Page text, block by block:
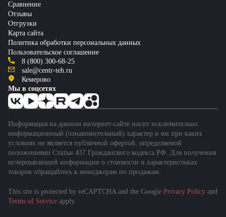
Сравнение
Отзывы
Отгрузки
Карта сайта
Политика обработки персональных данных
Пользовательское соглашение
8 (800) 300-68-25
sale@centr-teh.ru
Кемерово
Мы в соцсетях
Информация на данном интернет-сайте носит исключительно
информационный (ознакомительный) характер и ни при каких
условиях не является публичной офертой, определяемой
положениями Статьи 437 Гражданского кодекса РФ. Для получения
исчерпывающей информации о стоимости и характеристиках
товаров обращайтесь к менеджерам по продажам.
This site is protected by reCAPTCHA and the Google Privacy Policy and
Terms of Service apply.